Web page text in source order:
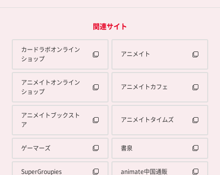
関連サイト
カードラボオンライン
ショップ
アニメイト
アニメイトオンライン
ショップ
アニメイトカフェ
アニメイトブックスト
ア
アニメイトタイムズ
ゲーマーズ 書泉
SuperGroupies animate中国通販